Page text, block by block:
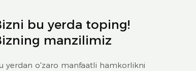
bu yerda toping!
manzilimiz
yerdan o'zaro manfaatli hamkorlikni